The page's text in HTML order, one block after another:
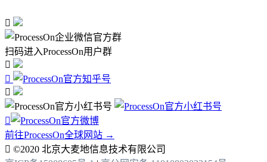

扫码进入ProcessOn用户群




前往ProcessOn全球网站 →
 ©2020 北京大麦地信息技术有限公司